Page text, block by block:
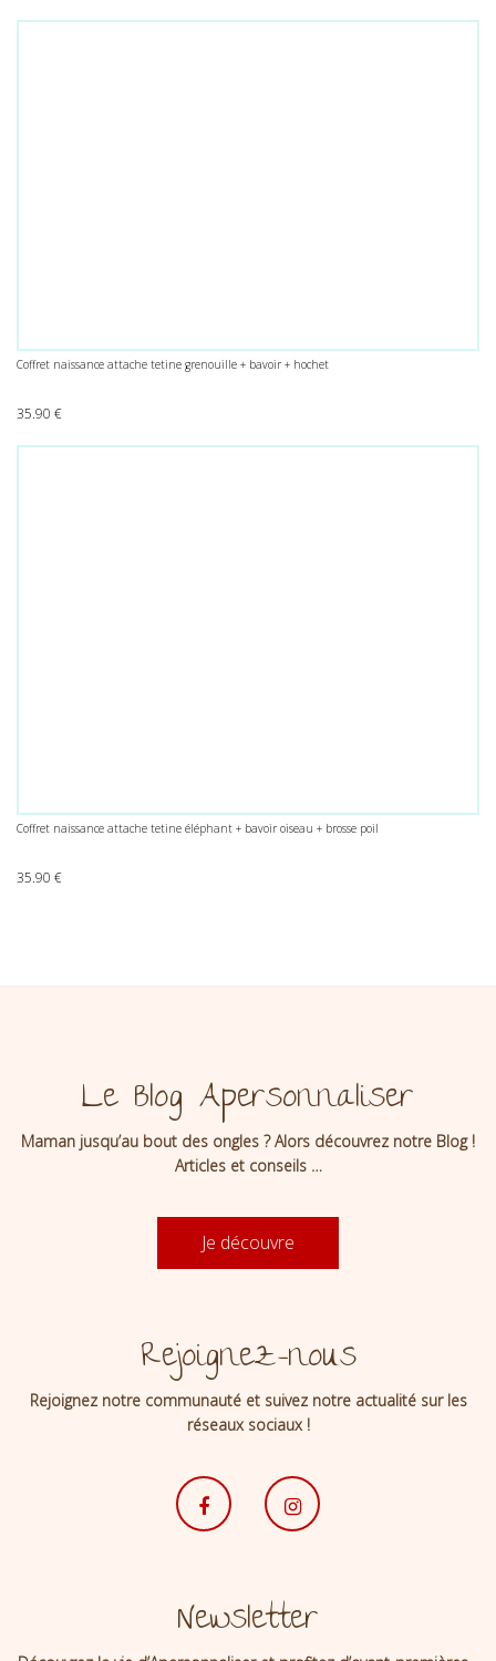
Coffret naissance attache tetine grenouille + bavoir + hochet
35.90 €
Coffret naissance attache tetine éléphant + bavoir oiseau + brosse poil
35.90 €
Le Blog Apersonnaliser
Maman jusqu’au bout des ongles ? Alors découvrez notre Blog !
Articles et conseils …
Je découvre
Rejoignez-nous
Rejoignez notre communauté et suivez notre actualité sur les
réseaux sociaux !
Newsletter